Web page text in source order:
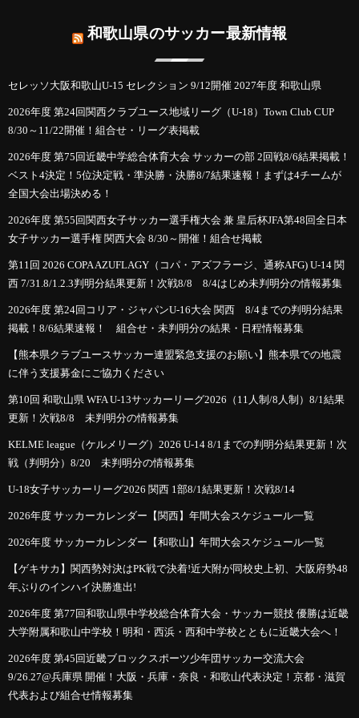
和歌山県のサッカー最新情報
セレッソ大阪和歌山U-15 セレクション 9/12開催 2027年度 和歌山県
2026年度 第24回関西クラブユース地域リーグ（U-18）Town Club CUP
8/30～11/22開催！組合せ・リーグ表掲載
2026年度 第75回近畿中学総合体育大会 サッカーの部 2回戦8/6結果掲載！
ベスト4決定！5位決定戦・準決勝・決勝8/7結果速報！まずは4チームが
全国大会出場決める！
2026年度 第55回関西女子サッカー選手権大会 兼 皇后杯JFA第48回全日本
女子サッカー選手権 関西大会 8/30～開催！組合せ掲載
第11回 2026 COPA AZUFLAGY（コパ・アズフラージ、通称AFG) U-14 関
西 7/31.8/1.2.3判明分結果更新！次戦8/8 8/4はじめ未判明分の情報募集
2026年度 第24回コリア・ジャパンU-16大会 関西 8/4までの判明分結果
掲載！8/6結果速報！ 組合せ・未判明分の結果・日程情報募集
【熊本県クラブユースサッカー連盟緊急支援のお願い】熊本県での地震
に伴う支援募金にご協力ください
第10回 和歌山県 WFA U-13サッカーリーグ2026（11人制/8人制）8/1結果
更新！次戦8/8 未判明分の情報募集
KELME league（ケルメリーグ）2026 U-14 8/1までの判明分結果更新！次
戦（判明分）8/20 未判明分の情報募集
U-18女子サッカーリーグ2026 関西 1部8/1結果更新！次戦8/14
2026年度 サッカーカレンダー【関西】年間大会スケジュール一覧
2026年度 サッカーカレンダー【和歌山】年間大会スケジュール一覧
【ゲキサカ】関西勢対決はPK戦で決着!近大附が同校史上初、大阪府勢48
年ぶりのインハイ決勝進出!
2026年度 第77回和歌山県中学校総合体育大会・サッカー競技 優勝は近畿
大学附属和歌山中学校！明和・西浜・西和中学校とともに近畿大会へ！
2026年度 第45回近畿ブロックスポーツ少年団サッカー交流大会
9/26.27@兵庫県 開催！大阪・兵庫・奈良・和歌山代表決定！京都・滋賀
代表および組合せ情報募集